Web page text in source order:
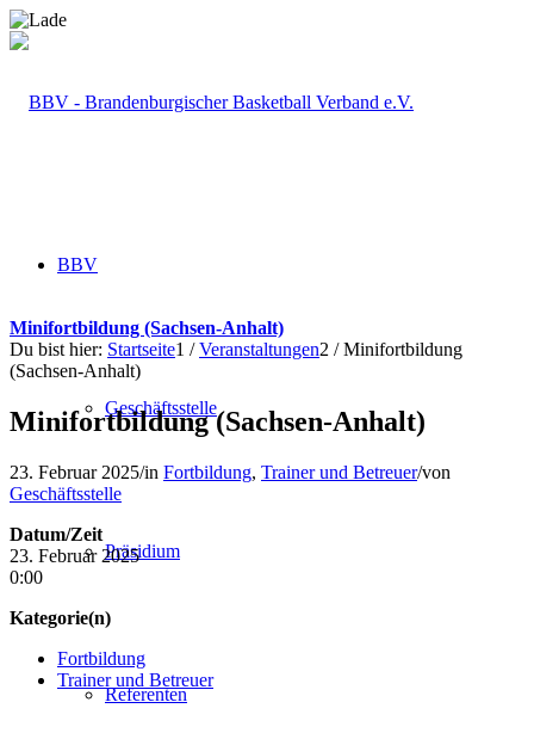
BBV
Geschäftsstelle
Präsidium
Referenten
Minifortbildung (Sachsen-Anhalt)
Du bist hier: Startseite1 / Veranstaltungen2 / Minifortbildung
(Sachsen-Anhalt)
Minifortbildung (Sachsen-Anhalt)
23. Februar 2025/in Fortbildung, Trainer und Betreuer/von
Geschäftsstelle
Datum/Zeit
23. Februar 2025
0:00
Kategorie(n)
Fortbildung
Trainer und Betreuer